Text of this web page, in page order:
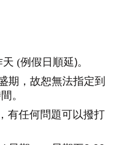
天 (例假日順延)。
期，故恕無法指定到
。
有任何問題可以撥打